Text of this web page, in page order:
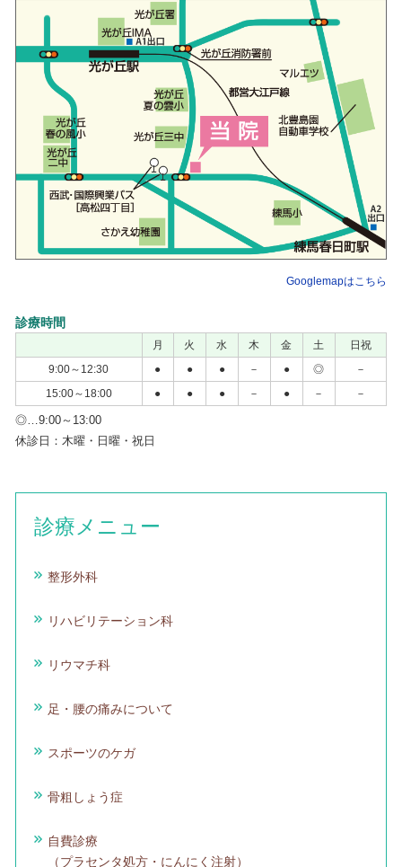
みやしたクリニックの公式ホームページをリニューアルいたし
尚、一部ページは現在準備中となっておりますので、少々お待
ちください。
Googlemapはこちら
診療時間
月 火 水 木 金 土 日祝
9:00～12:30 ● ● ● － ● ◎ －
15:00～18:00 ● ● ● － ● － －
◎…9:00～13:00
休診日：木曜・日曜・祝日
診療メニュー
整形外科
リハビリテーション科
リウマチ科
足・腰の痛みについて
スポーツのケガ
骨粗しょう症
自費診療
（プラセンタ処方・にんにく注射）